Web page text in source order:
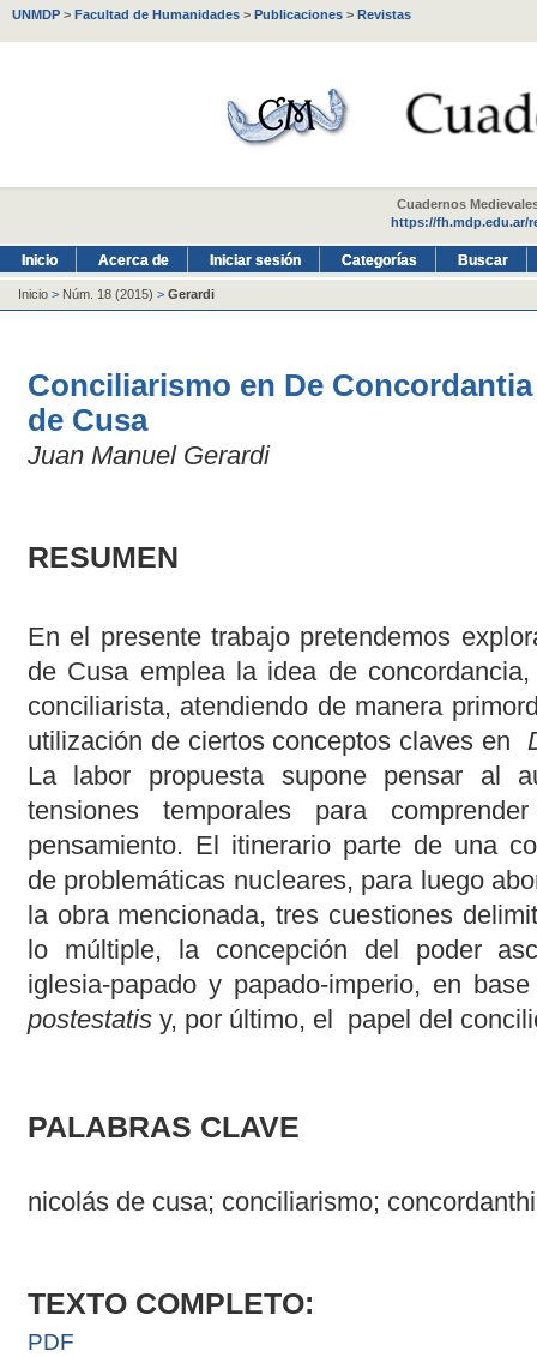
UNMDP > Facultad de Humanidades > Publicaciones > Revistas
Cuadernos
https://fh.mdp.edu.ar/
Inicio Acerca de Iniciar sesión Categorías Buscar
Inicio > Núm. 18 (2015) > Gerardi
Conciliarismo en De
de Cusa
Juan Manuel Gerardi
RESUMEN
En el presente trabajo pretendemos
de Cusa emplea la idea de
conciliarista, atendiendo de manera
utilización de ciertos conceptos claves en
La labor propuesta supone pensar al
tensiones temporales para
pensamiento. El itinerario parte de una
de problemáticas nucleares, para luego
la obra mencionada, tres cuestiones
lo múltiple, la concepción del poder
iglesia-papado y papado-imperio, en
postestatisy, por último, el papel del
PALABRAS CLAVE
nicolás de cusa; conciliarismo;
TEXTO COMPLETO:
PDF